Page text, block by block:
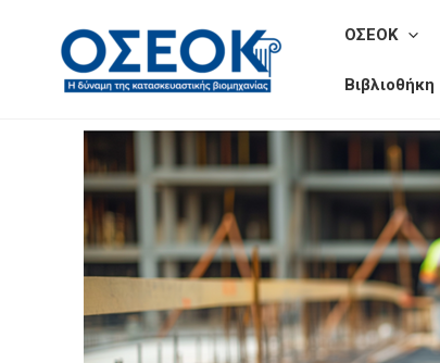
ΟΣΕΟΚ
Βιβλιοθήκη